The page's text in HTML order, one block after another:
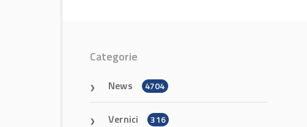
Categorie
News 4704
Vernici 316